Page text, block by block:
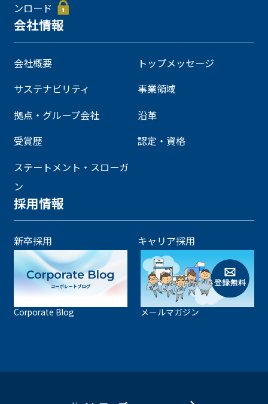
ンロード
会社情報
会社概要
トップメッセージ
サステナビリティ
事業領域
拠点・グループ会社
沿革
受賞歴
認定・資格
ステートメント・スローガ
ン
採用情報
新卒採用 キャリア採用
Corporate Blog メールマガジン